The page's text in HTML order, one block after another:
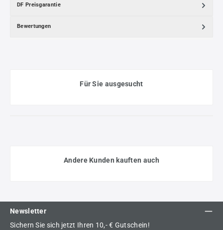
DF Preisgarantie
Bewertungen
Für Sie ausgesucht
Andere Kunden kauften auch
Newsletter
Sichern Sie sich jetzt Ihren 10,- € Gutschein!